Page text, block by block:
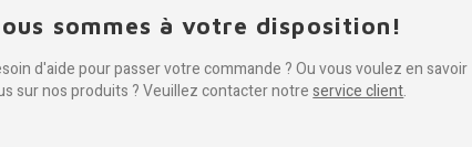
sommes à votre disposition!
d'aide pour passer votre commande ? Ou vous voulez en savoir
sur nos produits ? Veuillez contacter notreservice client.